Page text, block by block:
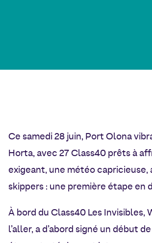
Ce samedi 28 juin, Port Olona
Horta, avec 27 Class40 prêts à
exigeant, une météo
skippers : une première étape en
À bord du Class40 Les
l’aller, a d’abord signé un début